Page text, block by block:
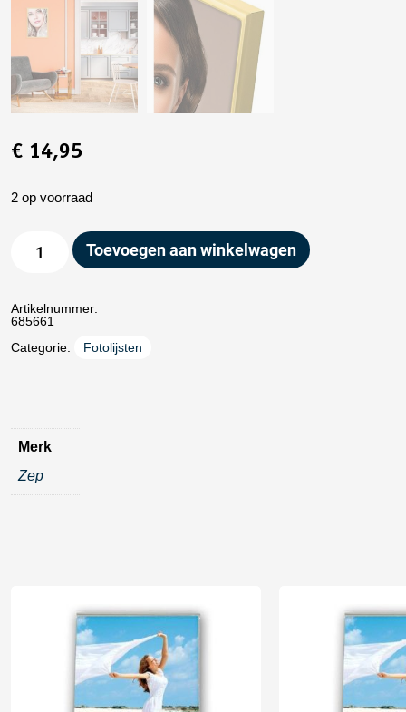
€ 14,95
2 op voorraad
Toevoegen aan winkelwagen
Artikelnummer:
685661
Categorie:
Fotolijsten
Merk
Zep